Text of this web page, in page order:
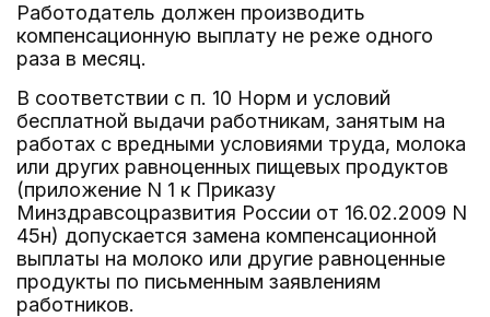
Работодатель должен производить
компенсационную выплату не реже одного
раза в месяц.
В соответствии с п. 10 Норм и условий
бесплатной выдачи работникам, занятым на
работах с вредными условиями труда, молока
или других равноценных пищевых продуктов
(приложение N 1 к Приказу
Минздравсоцразвития России от 16.02.2009 N
45н) допускается замена компенсационной
выплаты на молоко или другие равноценные
продукты по письменным заявлениям
работников.